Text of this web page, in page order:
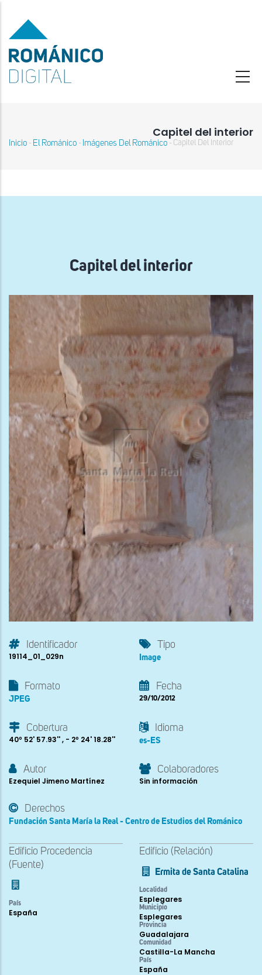
contenido
principal
Capitel del interior
Sobrescribir
navegación
Inicio - El Románico - Imágenes Del Románico - Capitel Del Interior
Capitel del interior
Identificador
19114_01_029n
Tipo
Image
Formato
JPEG
Fecha
29/10/2012
Cobertura
40º 52' 57.93'' , - 2º 24' 18.28''
Idioma
es-ES
Autor
Ezequiel Jimeno Martínez
Colaboradores
Sin información
Derechos
Fundación Santa María la Real - Centro de Estudios del Románico
Edificio Procedencia
(Fuente)
País
España
Edificio (Relación)
Ermita de Santa Catalina
Localidad
Esplegares
Municipio
Esplegares
Provincia
Guadalajara
Comunidad
Castilla-La Mancha
País
España